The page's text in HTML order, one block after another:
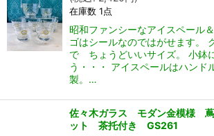
在庫数 1点
昭和ファンシーなアイスペール
ゴはシールなのではがせます。
で ちょうどいいサイズ。 小鉢
う・・・ アイスペールはハンド
製。…
佐々木ガラス モダン金模様
ット 茶托付き GS261